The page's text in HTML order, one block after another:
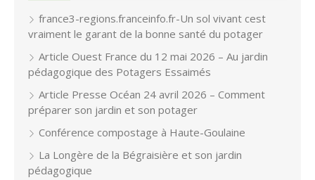
france3-regions.franceinfo.fr-Un sol vivant cest
vraiment le garant de la bonne santé du potager
Article Ouest France du 12 mai 2026 – Au jardin
pédagogique des Potagers Essaimés
Article Presse Océan 24 avril 2026 – Comment
préparer son jardin et son potager
Conférence compostage à Haute-Goulaine
La Longère de la Bégraisière et son jardin
pédagogique